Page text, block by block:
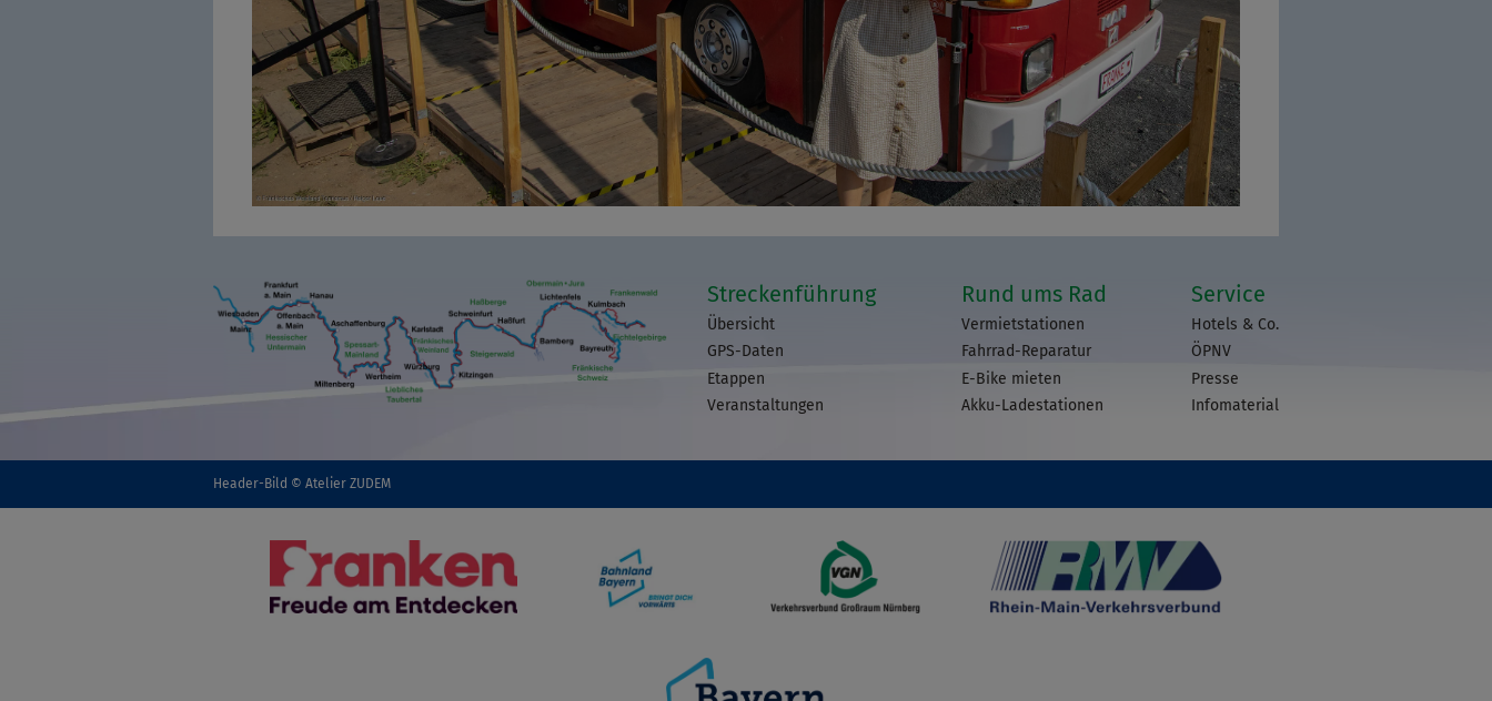
Streckenführung
Übersicht
GPS-Daten
Etappen
Veranstaltungen
Rund ums Rad
Vermietstationen
Fahrrad-Reparatur
E-Bike mieten
Akku-Ladestationen
Service
Hotels & Co.
ÖPNV
Presse
Infomaterial
Header-Bild © Atelier ZUDEM